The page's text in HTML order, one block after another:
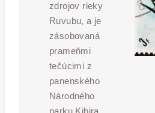
zdrojov rieky
Ruvubu, a je
zásobovaná
prameňmi
tečúcimi z
panenského
Národného
parku Kibira.